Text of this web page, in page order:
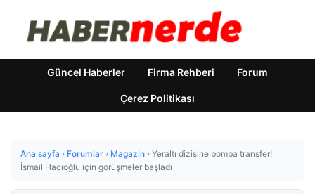
Güncel Haberler Firma Rehberi Forum
Çerez Politikası
Ana sayfa › Forumlar › Magazin › Yeraltı dizisine bomba transfer!
İsmail Hacıoğlu için görüşmeler başladı